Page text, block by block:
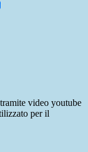
video youtube
per il